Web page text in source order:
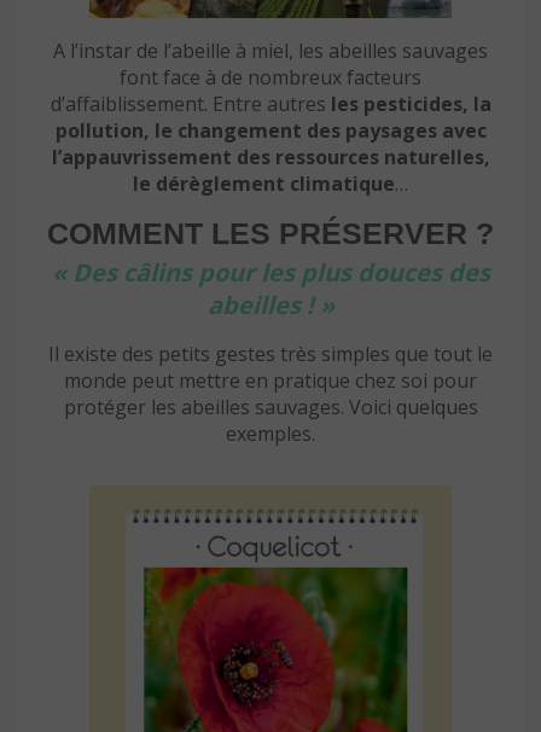
A l’instar de l’abeille à miel, les abeilles sauvages
font face à de nombreux facteurs
d’affaiblissement. Entre autres les pesticides, la
pollution, le changement des paysages avec
l’appauvrissement des ressources naturelles,
le dérèglement climatique…
COMMENT LES PRÉSERVER ?
« Des câlins pour les plus douces des
abeilles ! »
Il existe des petits gestes très simples que tout le
monde peut mettre en pratique chez soi pour
protéger les abeilles sauvages. Voici quelques
exemples.